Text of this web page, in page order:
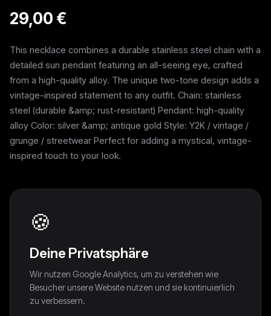
29,00 €
This necklace combines a durable stainless steel chain with a
detailed sun pendant featuring an all-seeing eye, crafted
from a high-quality alloy. The unique two-tone design adds a
vintage-inspired statement to any outfit. Chain: stainless
steel (durable &amp; rust-resistant) Pendant: high-quality
alloy Color: silver &amp; antique gold Style: Y2K / vintage /
grunge / streetwear Perfect for adding a mystical, vintage-
inspired touch to your look.
Weitere Pieces
🍪
Deine Privatsphäre
Wir nutzen Google Analytics, um zu verstehen wie
Besucher unsere Website nutzen und sie kontinuierlich
zu verbessern.